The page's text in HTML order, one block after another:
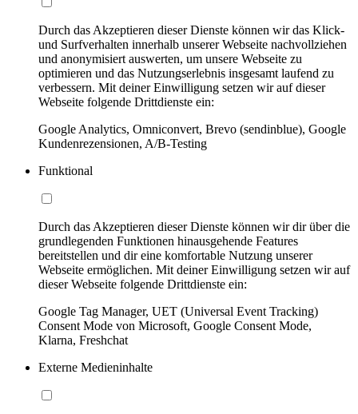
Durch das Akzeptieren dieser Dienste können wir das Klick-
und Surfverhalten innerhalb unserer Webseite nachvollziehen
und anonymisiert auswerten, um unsere Webseite zu
optimieren und das Nutzungserlebnis insgesamt laufend zu
verbessern. Mit deiner Einwilligung setzen wir auf dieser
Webseite folgende Drittdienste ein:
Google Analytics, Omniconvert, Brevo (sendinblue), Google
Kundenrezensionen, A/B-Testing
Funktional
Durch das Akzeptieren dieser Dienste können wir dir über die
grundlegenden Funktionen hinausgehende Features
bereitstellen und dir eine komfortable Nutzung unserer
Webseite ermöglichen. Mit deiner Einwilligung setzen wir auf
dieser Webseite folgende Drittdienste ein:
Google Tag Manager, UET (Universal Event Tracking)
Consent Mode von Microsoft, Google Consent Mode,
Klarna, Freshchat
Externe Medieninhalte